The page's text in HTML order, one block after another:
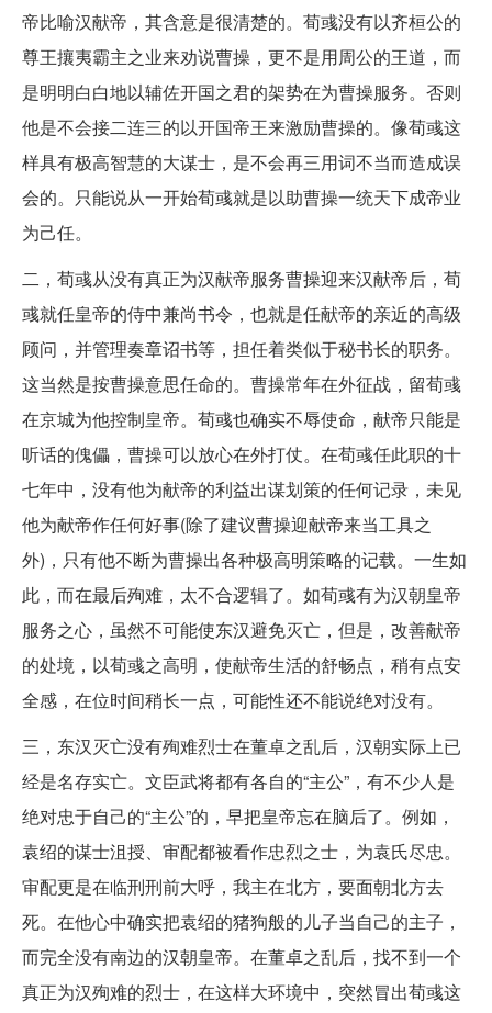
帝比喻汉献帝，其含意是很清楚的。荀彧没有以齐桓公的
尊王攘夷霸主之业来劝说曹操，更不是用周公的王道，而
是明明白白地以辅佐开国之君的架势在为曹操服务。否则
他是不会接二连三的以开国帝王来激励曹操的。像荀彧这
样具有极高智慧的大谋士，是不会再三用词不当而造成误
会的。只能说从一开始荀彧就是以助曹操一统天下成帝业
为己任。
二，荀彧从没有真正为汉献帝服务曹操迎来汉献帝后，荀
彧就任皇帝的侍中兼尚书令，也就是任献帝的亲近的高级
顾问，并管理奏章诏书等，担任着类似于秘书长的职务。
这当然是按曹操意思任命的。曹操常年在外征战，留荀彧
在京城为他控制皇帝。荀彧也确实不辱使命，献帝只能是
听话的傀儡，曹操可以放心在外打仗。在荀彧任此职的十
七年中，没有他为献帝的利益出谋划策的任何记录，未见
他为献帝作任何好事(除了建议曹操迎献帝来当工具之
外)，只有他不断为曹操出各种极高明策略的记载。一生如
此，而在最后殉难，太不合逻辑了。如荀彧有为汉朝皇帝
服务之心，虽然不可能使东汉避免灭亡，但是，改善献帝
的处境，以荀彧之高明，使献帝生活的舒畅点，稍有点安
全感，在位时间稍长一点，可能性还不能说绝对没有。
三，东汉灭亡没有殉难烈士在董卓之乱后，汉朝实际上已
经是名存实亡。文臣武将都有各自的“主公”，有不少人是
绝对忠于自己的“主公”的，早把皇帝忘在脑后了。例如，
袁绍的谋士沮授、审配都被看作忠烈之士，为袁氏尽忠。
审配更是在临刑刑前大呼，我主在北方，要面朝北方去
死。在他心中确实把袁绍的猪狗般的儿子当自己的主子，
而完全没有南边的汉朝皇帝。在董卓之乱后，找不到一个
真正为汉殉难的烈士，在这样大环境中，突然冒出荀彧这